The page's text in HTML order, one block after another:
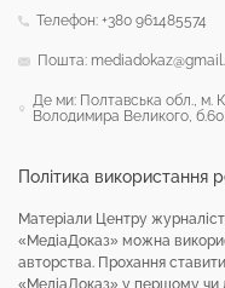
Політика використання
Матеріали Центру
«МедіаДоказ» можна
авторства. Прохання
«МедіаДоказ» у першому чи
Телефон: +380 961485574
Пошта:
Де ми: Полтавська обл., м.
Володимира Великого,